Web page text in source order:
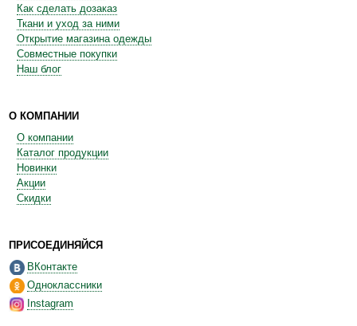
Как сделать дозаказ
Ткани и уход за ними
Открытие магазина одежды
Совместные покупки
Наш блог
О КОМПАНИИ
О компании
Каталог продукции
Новинки
Акции
Скидки
ПРИСОЕДИНЯЙСЯ
ВКонтакте
Одноклассники
Instagram